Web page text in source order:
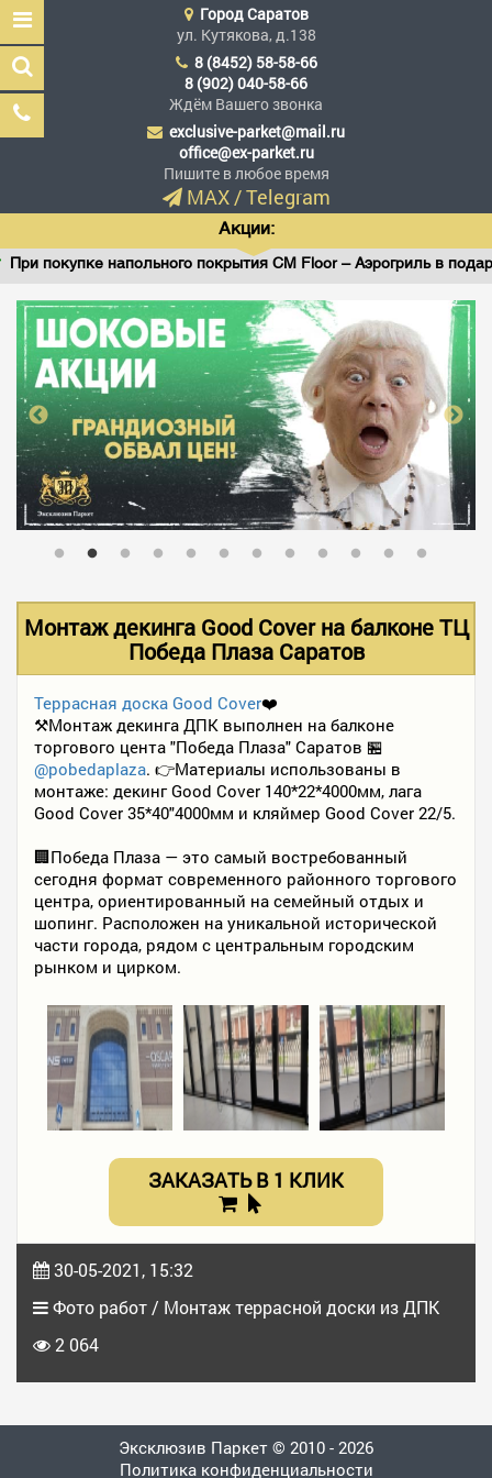
Эксклюзив Паркет
Мы сделали эксклюзив
доступным
ГЛАВНАЯ
АССОРТИМЕНТ
В НАЛИЧИИ
АКЦИИ
ФОТО РАБОТ
ПОЛЕЗНОЕ
ГородСаратов
ул. Кутякова, д.138
8 (8452) 58-58-66
8 (902) 040-58-66
Ждём Вашего звонка
exclusive-parket@mail.ru
office@ex-parket.ru
Пишите в любое время
MAX/Telegram
Акции:
покупке напольного покрытия CM Floor – Аэрогриль в
Монтаж декинга Good Cover на балконе ТЦ
Победа Плаза Саратов
Террасная доска Good Cover❤️
⚒️Монтаж декинга ДПК выполнен на балконе
торгового цента "Победа Плаза" Саратов 🏪
@pobedaplaza. 👉Материалы использованы в
монтаже: декинг Good Cover 140*22*4000мм, лага
Good Cover 35*40"4000мм и кляймер Good Cover 22/5.
🏢Победа Плаза — это самый востребованный
сегодня формат современного районного торгового
центра, ориентированный на семейный отдых и
шопинг. Расположен на уникальной исторической
части города, рядом с центральным городским
рынком и цирком.
ЗАКАЗАТЬ В 1 КЛИК
30-05-2021, 15:32
Фото работ / Монтаж террасной доски из ДПК
2 064
Эксклюзив Паркет © 2010 - 2026
Политика конфиденциальности